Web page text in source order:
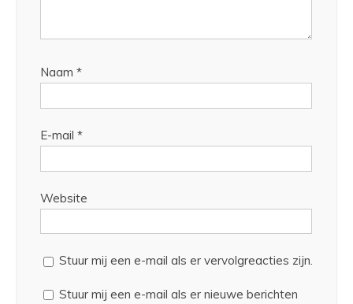
Naam *
E-mail *
Website
Stuur mij een e-mail als er vervolgreacties zijn.
Stuur mij een e-mail als er nieuwe berichten